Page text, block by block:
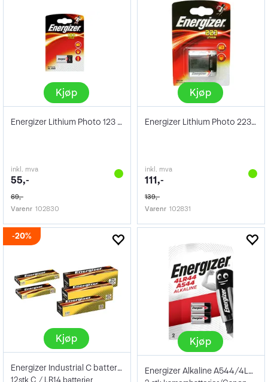
Kjøp
Energizer Lithium Photo 123 1Pk
inkl. mva
55,-
69,-
Varenr 102830
Kjøp
Energizer Lithium Photo 223 1Pk
inkl. mva
111,-
139,-
Varenr 102831
20%
Kjøp
Energizer Industrial C batterier 12Pk
12stk C / LR14 batterier
Kjøp
Energizer Alkaline A544/4LR44 2pk